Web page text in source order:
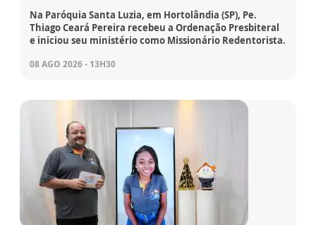
Na Paróquia Santa Luzia, em Hortolândia (SP), Pe.
Thiago Ceará Pereira recebeu a Ordenação Presbiteral
e iniciou seu ministério como Missionário Redentorista.
08 AGO 2026 - 13H30